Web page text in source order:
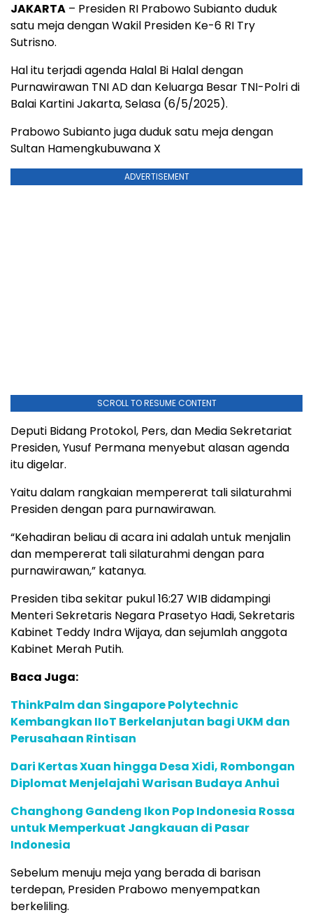
JAKARTA – Presiden RI Prabowo Subianto duduk
satu meja dengan Wakil Presiden Ke-6 RI Try
Sutrisno.
Hal itu terjadi agenda Halal Bi Halal dengan
Purnawirawan TNI AD dan Keluarga Besar TNI-Polri di
Balai Kartini Jakarta, Selasa (6/5/2025).
Prabowo Subianto juga duduk satu meja dengan
Sultan Hamengkubuwana X
ADVERTISEMENT
SCROLL TO RESUME CONTENT
Deputi Bidang Protokol, Pers, dan Media Sekretariat
Presiden, Yusuf Permana menyebut alasan agenda
itu digelar.
Yaitu dalam rangkaian mempererat tali silaturahmi
Presiden dengan para purnawirawan.
“Kehadiran beliau di acara ini adalah untuk menjalin
dan mempererat tali silaturahmi dengan para
purnawirawan,” katanya.
Presiden tiba sekitar pukul 16:27 WIB didampingi
Menteri Sekretaris Negara Prasetyo Hadi, Sekretaris
Kabinet Teddy Indra Wijaya, dan sejumlah anggota
Kabinet Merah Putih.
Baca Juga:
ThinkPalm dan Singapore Polytechnic
Kembangkan IIoT Berkelanjutan bagi UKM dan
Perusahaan Rintisan
Dari Kertas Xuan hingga Desa Xidi, Rombongan
Diplomat Menjelajahi Warisan Budaya Anhui
Changhong Gandeng Ikon Pop Indonesia Rossa
untuk Memperkuat Jangkauan di Pasar
Indonesia
Sebelum menuju meja yang berada di barisan
terdepan, Presiden Prabowo menyempatkan
berkeliling.